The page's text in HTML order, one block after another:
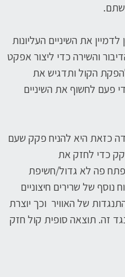
את השיניים העליונות
והשירה כדי ליצור אפקט
הקול ותדגיש את
פעם לחשוף את השיניים
כזאת היא להניח פקק שעם
כדי לחזק את
פה לא גדול/חשיפת
נוסף של שרירים חיצוניים
של האוויר וכך יוצרת
זה. תוצאה סופית קול חזק